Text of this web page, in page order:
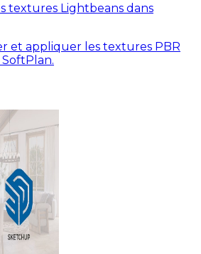
textures Lightbeans dans
et appliquer les textures PBR